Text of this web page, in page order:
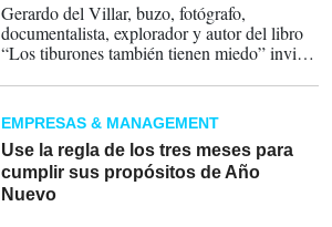
Gerardo del Villar, buzo, fotógrafo,
documentalista, explorador y autor del libro
“Los tiburones también tienen miedo” invita
través de su obra comparte una visión
transformadora.
EMPRESAS & MANAGEMENT
Use la regla de los tres meses para
cumplir sus propósitos de Año
Nuevo